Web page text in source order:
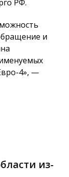
РФ.
и
4», —
из-